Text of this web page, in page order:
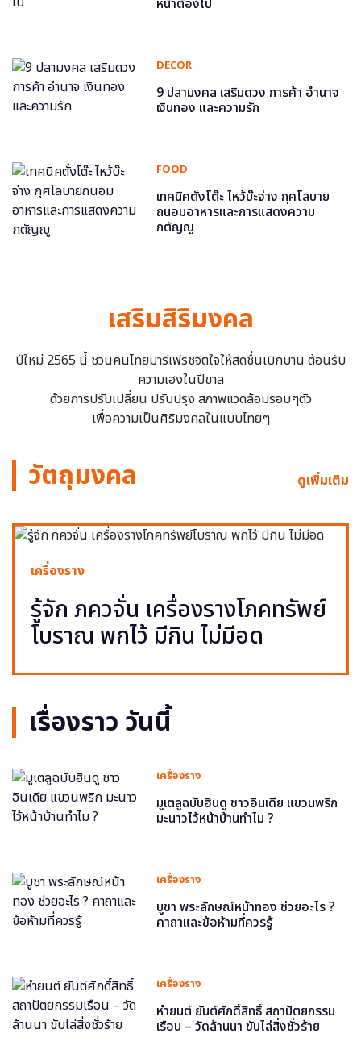
หน้าต้องไป
DECOR
9 ปลามงคล เสริมดวง การค้า อำนาจ
เงินทอง และความรัก
FOOD
เทคนิคตั้งโต๊ะ ไหว้บ๊ะจ่าง กุศโลบาย
ถนอมอาหารและการแสดงความ
กตัญญู
เสริมสิริมงคล
ปีใหม่ 2565 นี้ ชวนคนไทยมารีเฟรชจิตใจให้สดชื่นเบิกบาน ต้อนรับ
ความเฮงในปีขาล
ด้วยการปรับเปลี่ยน ปรับปรุง สภาพแวดล้อมรอบๆตัว
เพื่อความเป็นศิริมงคลในแบบไทยๆ
วัตถุมงคล ดูเพิ่มเติม
เครื่องราง
รู้จัก ภควจั่น เครื่องรางโภคทรัพย์
โบราณ พกไว้ มีกิน ไม่มีอด
เรื่องราว วันนี้
เครื่องราง
มูเตลูฉบับฮินดู ชาวอินเดีย แขวนพริก
มะนาวไว้หน้าบ้านทำไม ?
เครื่องราง
บูชา พระลักษณ์หน้าทอง ช่วยอะไร ?
คาถาและข้อห้ามที่ควรรู้
เครื่องราง
หำยนต์ ยันต์ศักดิ์สิทธิ์ สถาปัตยกรรม
เรือน – วัดล้านนา ขับไล่สิ่งชั่วร้าย